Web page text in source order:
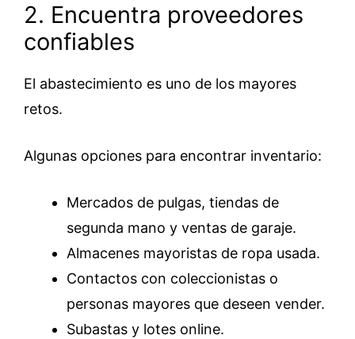
2. Encuentra proveedores
confiables
El abastecimiento es uno de los mayores
retos.
Algunas opciones para encontrar inventario:
Mercados de pulgas, tiendas de
segunda mano y ventas de garaje.
Almacenes mayoristas de ropa usada.
Contactos con coleccionistas o
personas mayores que deseen vender.
Subastas y lotes online.